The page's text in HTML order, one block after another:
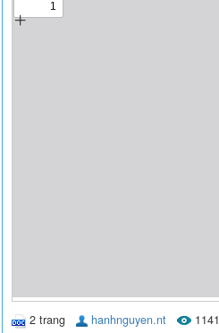
2 trang hanhnguyen.nt 1141